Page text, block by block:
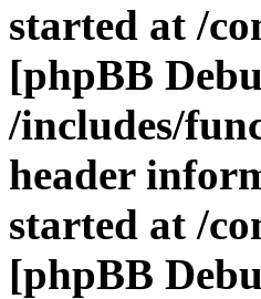
started at /
[phpBB
/includes/
header
started at /
[phpBB